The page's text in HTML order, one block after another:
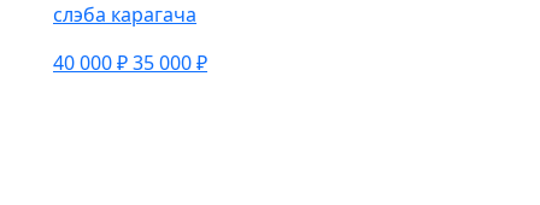
слэба карагача
40 000 ₽35 000 ₽